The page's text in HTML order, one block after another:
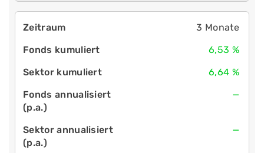
3 Monate
6,53 %
6,64 %
—
—